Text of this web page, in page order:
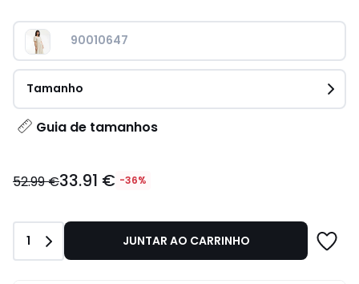
90010647
Tamanho
Guia de tamanhos
€
52.99
€
52.99 €33.91 € -36%
Quantidade
1 JUNTAR AO CARRINHO